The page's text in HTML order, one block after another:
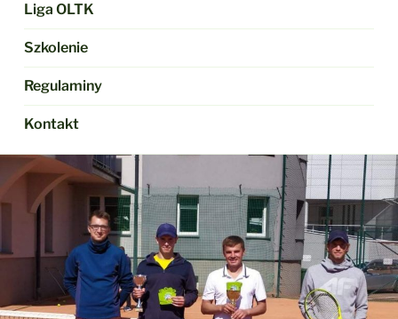
Liga OLTK
Szkolenie
Regulaminy
Kontakt